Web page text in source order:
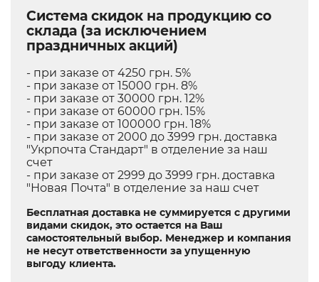
Система скидок на продукцию со
склада (за исключением
праздничных акций)
- при заказе от 4250 грн. 5%
- при заказе от 15000 грн. 8%
- при заказе от 30000 грн. 12%
- при заказе от 60000 грн. 15%
- при заказе от 100000 грн. 18%
- при заказе от 2000 до 3999 грн. доставка
"Укрпочта Стандарт" в отделение за наш
счет
- при заказе от 2999 до 3999 грн. доставка
"Новая Почта" в отделение за наш счет
Бесплатная доставка не суммируется с другими
видами скидок, это остается на Ваш
самостоятельный выбор. Менеджер и компания
не несут ответственности за упущенную
выгоду клиента.